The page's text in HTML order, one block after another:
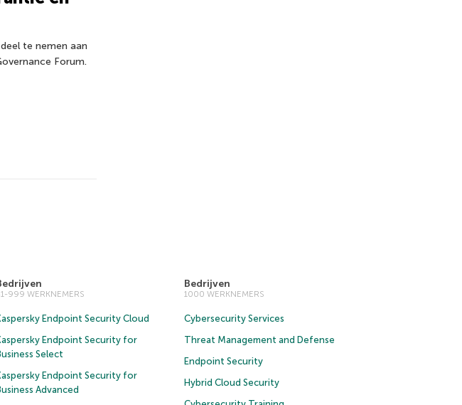
te nemen aan
Forum.
999 WERKNEMERS
Endpoint Security Cloud
Endpoint Security for
Select
Endpoint Security for
Advanced
Bedrijven
1000 WERKNEMERS
Cybersecurity Services
Threat Management and Defense
Endpoint Security
Hybrid Cloud Security